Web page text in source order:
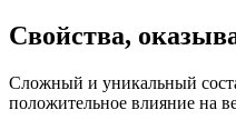
Свойства,
Сложный и уникальный
положительное влияние на